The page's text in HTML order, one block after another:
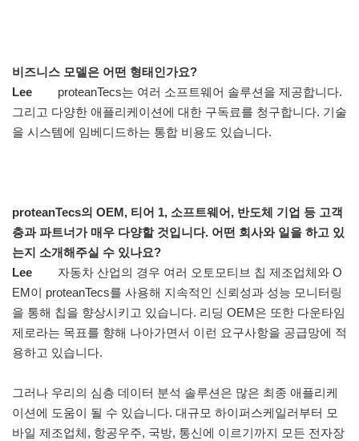
비즈니스 모델은 어떤 형태인가요?
Lee proteanTecs는 여러 소프트웨어 솔루션을 제공합니다.
그리고 다양한 애플리케이션에 대한 구독료를 청구합니다. 기술
을 시스템에 임베디드하는 통합 비용도 있습니다.
proteanTecs의 OEM, 티어 1, 소프트웨어, 반도체 기업 등 고객
층과 파트너가 매우 다양할 것입니다. 어떤 회사와 일을 하고 있
는지 소개해주실 수 있나요?
Lee
자동차 산업의 경우 여러 오토모티브 칩 제조업체와 O
EM이 proteanTecs를 사용해 지속적인 신뢰성과 성능 모니터링
을 통해 칩을 향상시키고 있습니다. 리딩 OEM은 또한 다운타임
제로라는 목표를 향해 나아가면서 이런 요구사항을 공급망에 적
용하고 있습니다.
그러나 우리의 심층 데이터 분석 솔루션은 많은 최종 애플리케
이션에 도움이 될 수 있습니다. 대규모 하이퍼스케일러부터 모
바일 제조업체, 항공우주, 국방, 통신에 이르기까지 모든 전자장